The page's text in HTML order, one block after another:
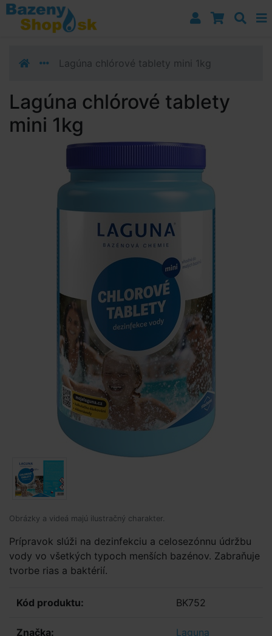
Prejsť k navigácii
Prejsť na obsah
Prejsť k bočnému stĺpci
Lagúna chlórové tablety mini 1kg
Lagúna chlórové tablety
mini 1kg
Obrázky a videá majú ilustračný charakter.
Prípravok slúži na dezinfekciu a celosezónnu údržbu
vody vo všetkých typoch menších bazénov. Zabraňuje
tvorbe rias a baktérií.
Kód produktu: BK752
Značka: Laguna